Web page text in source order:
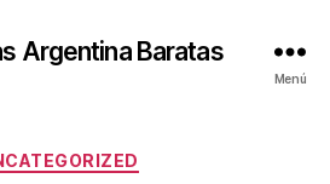
Argentina Baratas
Menú
Categorías